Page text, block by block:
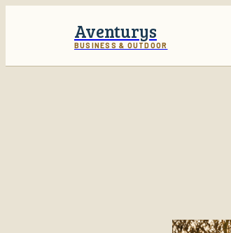
Aventurys
BUSINESS & OUTDOOR